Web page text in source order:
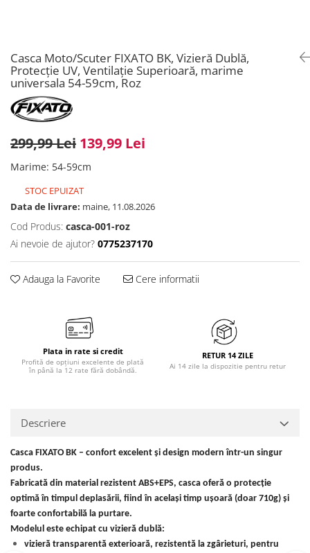
Casca Moto/Scuter FIXATO BK, Vizieră Dublă,
Protecție UV, Ventilație Superioară, marime
universala 54-59cm, Roz
299,99 Lei 139,99 Lei
Marime: 54-59cm
STOC EPUIZAT
Data de livrare: maine, 11.08.2026
Cod Produs: casca-001-roz
Ai nevoie de ajutor? 0775237170
Adauga la Favorite Cere informatii
Plata in rate si credit
Profită de opțiuni excelente de plată
în până la 12 rate fără dobândă.
RETUR 14 ZILE
Ai 14 zile la dispozitie pentru retur
Descriere
Casca FIXATO BK – confort excelent și design modern într-un singur
produs.
Fabricată din material rezistent ABS+EPS, casca oferă o protecție
optimă în timpul deplasării, fiind în același timp ușoară (doar 710g) și
foarte confortabilă la purtare.
Modelul este echipat cu vizieră dublă:
vizieră transparentă exterioară, rezistentă la zgârieturi, pentru